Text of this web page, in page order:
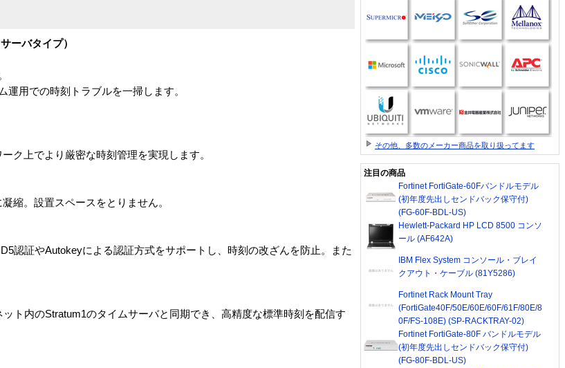
ーバタイプ）
用での時刻トラブルを一掃します。
ク上でより厳密な時刻管理を実現します。
縮。設置スペースをとりません。
認証やAutokeyによる認証方式をサポートし、時刻の改ざんを防止。また
ト内のStratum1のタイムサーバと同期でき、高精度な標準時刻を配信す
その他、多数のメーカー商品を取り扱ってます
注目の商品
Fortinet FortiGate-60Fバンドルモデル
(初年度先出しセンドバック保守付)
(FG-60F-BDL-US)
Hewlett-Packard HP LCD 8500 コンソ
ール (AF642A)
IBM Flex System コンソール・ブレイ
クアウト・ケーブル (81Y5286)
Fortinet Rack Mount Tray
(FortiGate40F/50E/60E/60F/61F/80E/8
0F/FS-108E) (SP-RACKTRAY-02)
Fortinet FortiGate-80F バンドルモデル
(初年度先出しセンドバック保守付)
(FG-80F-BDL-US)